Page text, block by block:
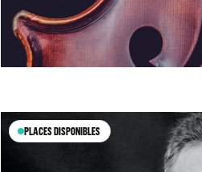
PLACES DISPONIBLES